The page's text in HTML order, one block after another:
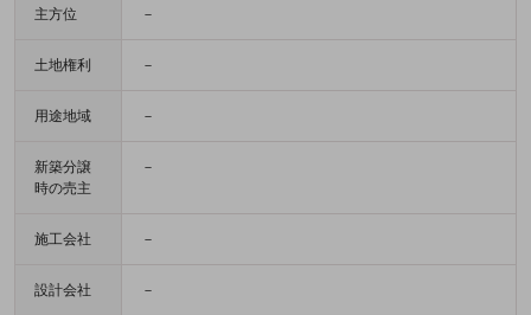
主方位 －
土地権利 －
用途地域 －
新築分譲
時の売主
－
施工会社 －
設計会社 －